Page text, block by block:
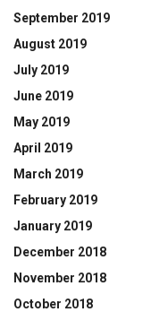
September 2019
August 2019
July 2019
June 2019
May 2019
April 2019
March 2019
February 2019
January 2019
December 2018
November 2018
October 2018